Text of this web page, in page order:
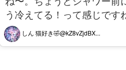
う冷えてる！って感じです
しん 猫好き🤣@kZ8vZjdBX...